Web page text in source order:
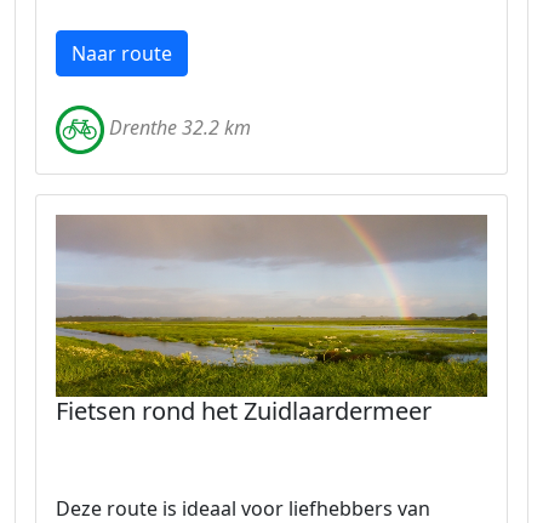
Naar route
Drenthe 32.2 km
Fietsen rond het Zuidlaardermeer
Deze route is ideaal voor liefhebbers van